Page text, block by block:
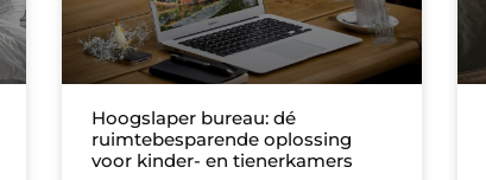
Hoogslaper bureau: dé
ruimtebesparende oplossing
voor kinder- en tienerkamers